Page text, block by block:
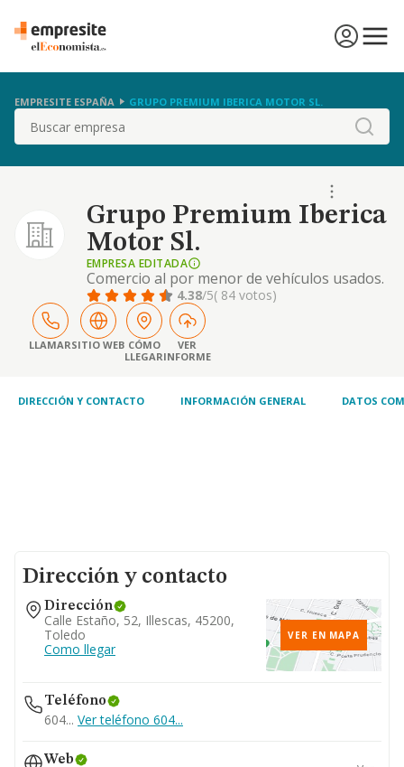
EMPRESITE ESPAÑA GRUPO PREMIUM IBERICA MOTOR SL.
Buscar
Grupo Premium Iberica
Motor Sl.
EMPRESA EDITADA
Comercio al por menor de vehículos usados.
compraventa de automóviles, vehículos de
motor y vehículos industriales, alquiler de
automóviles con y sin conductor. reparación
y servicios relacionados con el automóvil y
sus accesorios. venta y comercialización de
4.38/5( 84 votos)
LLAMARSITIO WEB CÓMO
LLEGAR
VER
INFORME
DIRECCIÓN Y CONTACTO INFORMACIÓN GENERAL DATOS
Dirección y contacto
Dirección
Calle Estaño, 52, Illescas, 45200,
Toledo
Como llegar
VER EN MAPA
Teléfono
604... Ver teléfono 604...
Web